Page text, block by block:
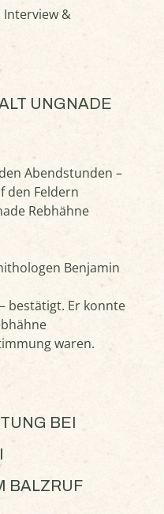
Interview &
UNGNADE
Abendstunden –
den Feldern
Rebhähne
Benjamin
bestätigt. Er konnte
waren.
BEI
BALZRUF